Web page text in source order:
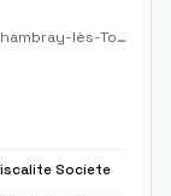
lès-Tours
Societe